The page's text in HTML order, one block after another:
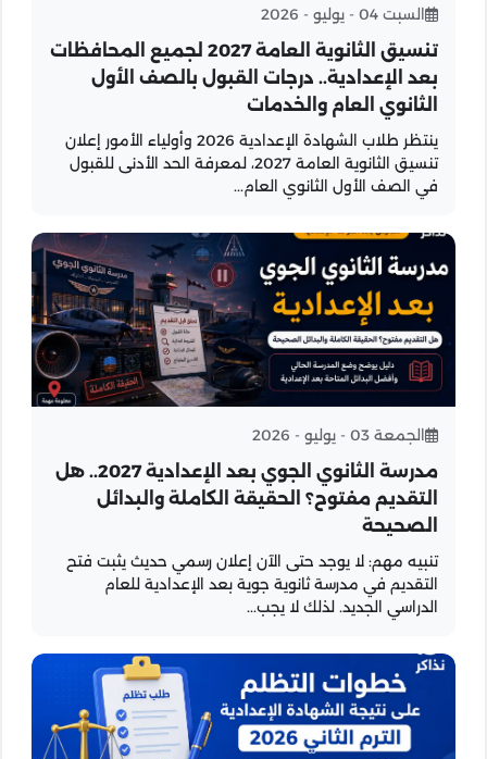
السبت 04 - يوليو - 2026
تنسيق الثانوية العامة 2027 لجميع المحافظات
بعد الإعدادية.. درجات القبول بالصف الأول
الثانوي العام والخدمات
ينتظر طلاب الشهادة الإعدادية 2026 وأولياء الأمور إعلان
تنسيق الثانوية العامة 2027، لمعرفة الحد الأدنى للقبول
في الصف الأول الثانوي العام...
الجمعة 03 - يوليو - 2026
مدرسة الثانوي الجوي بعد الإعدادية 2027.. هل
التقديم مفتوح؟ الحقيقة الكاملة والبدائل
الصحيحة
تنبيه مهم: لا يوجد حتى الآن إعلان رسمي حديث يثبت فتح
التقديم في مدرسة ثانوية جوية بعد الإعدادية للعام
الدراسي الجديد. لذلك لا يجب...